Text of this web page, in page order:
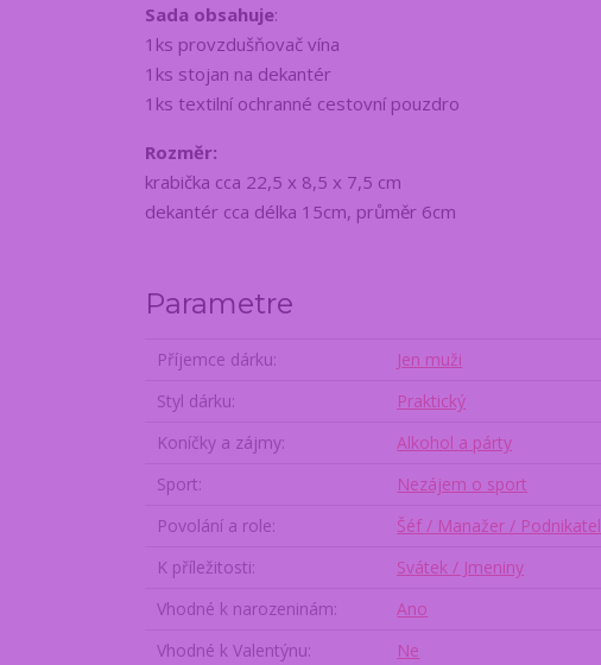
Sada obsahuje:
1ks provzdušňovač vína
1ks stojan na dekantér
1ks textilní ochranné cestovní pouzdro
Rozměr:
krabička cca 22,5 x 8,5 x 7,5 cm
dekantér cca délka 15cm, průměr 6cm
Parametre
Příjemce dárku
Jen muži
Styl dárku
Praktický
Koníčky a zájmy
Alkohol a párty
Sport
Nezájem o sport
Povolání a role
Šéf / Manažer / Podnikatel
K příležitosti
Svátek / Jmeniny
Vhodné k narozeninám
Ano
Vhodné k Valentýnu
Ne